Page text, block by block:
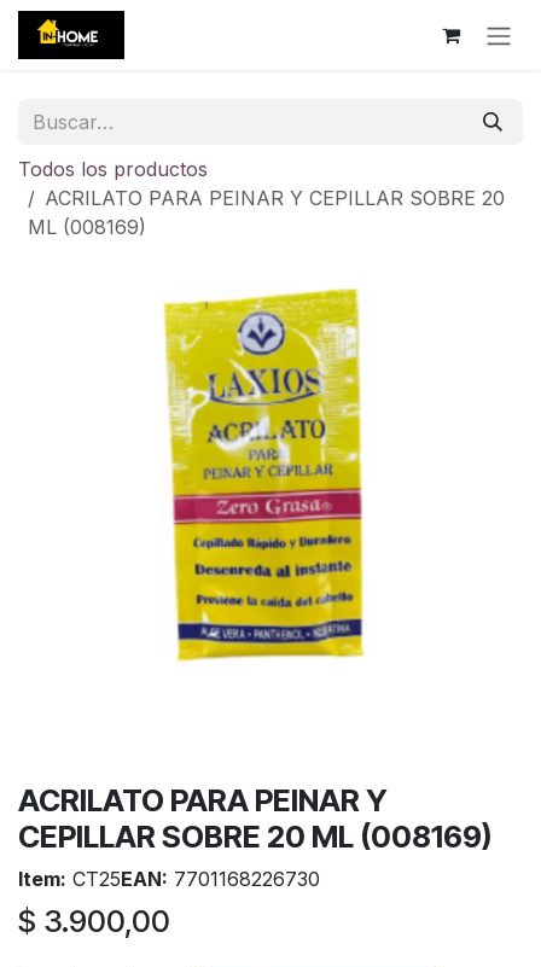
Ir al contenido
Todos los productos
ACRILATO PARA PEINAR Y CEPILLAR SOBRE 20
ML (008169)
ACRILATO PARA PEINAR Y
CEPILLAR SOBRE 20 ML (008169)
Item: CT25EAN: 7701168226730
$ 3.900,00